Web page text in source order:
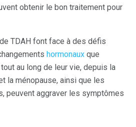
obtenir le bon traitement pour
TDAH font face à des défis
hormonaux que
au long de leur vie, depuis la
la ménopause, ainsi que les
peuvent aggraver les symptômes